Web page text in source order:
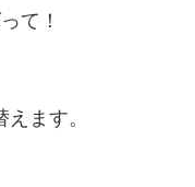
て！
ます。